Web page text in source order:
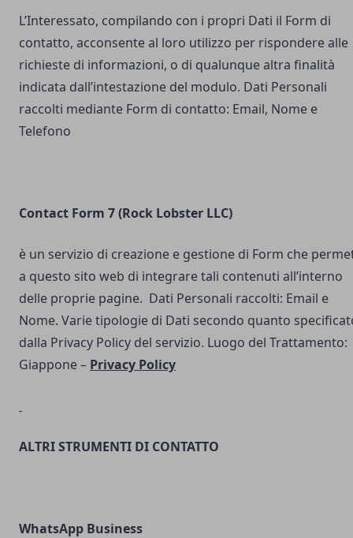
L’Interessato, compilando con i propri Dati il Form di
contatto, acconsente al loro utilizzo per rispondere alle
richieste di informazioni, o di qualunque altra finalità
indicata dall’intestazione del modulo. Dati Personali
raccolti mediante Form di contatto: Email, Nome e
Telefono
Contact Form 7 (Rock Lobster LLC)
è un servizio di creazione e gestione di Form che
a questo sito web di integrare tali contenuti all’interno
delle proprie pagine. Dati Personali raccolti: Email e
Nome. Varie tipologie di Dati secondo quanto
dalla Privacy Policy del servizio. Luogo del Trattamento:
Giappone – Privacy Policy
ALTRI STRUMENTI DI CONTATTO
WhatsApp Business